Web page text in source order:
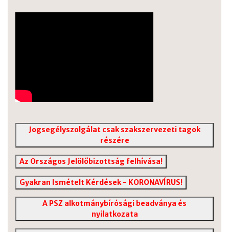
Jogsegélyszolgálat csak szakszervezeti tagok
részére
Az Országos Jelölőbizottság felhívása!
Gyakran Ismételt Kérdések - KORONAVÍRUS!
A PSZ alkotmánybírósági beadványa és
nyilatkozata